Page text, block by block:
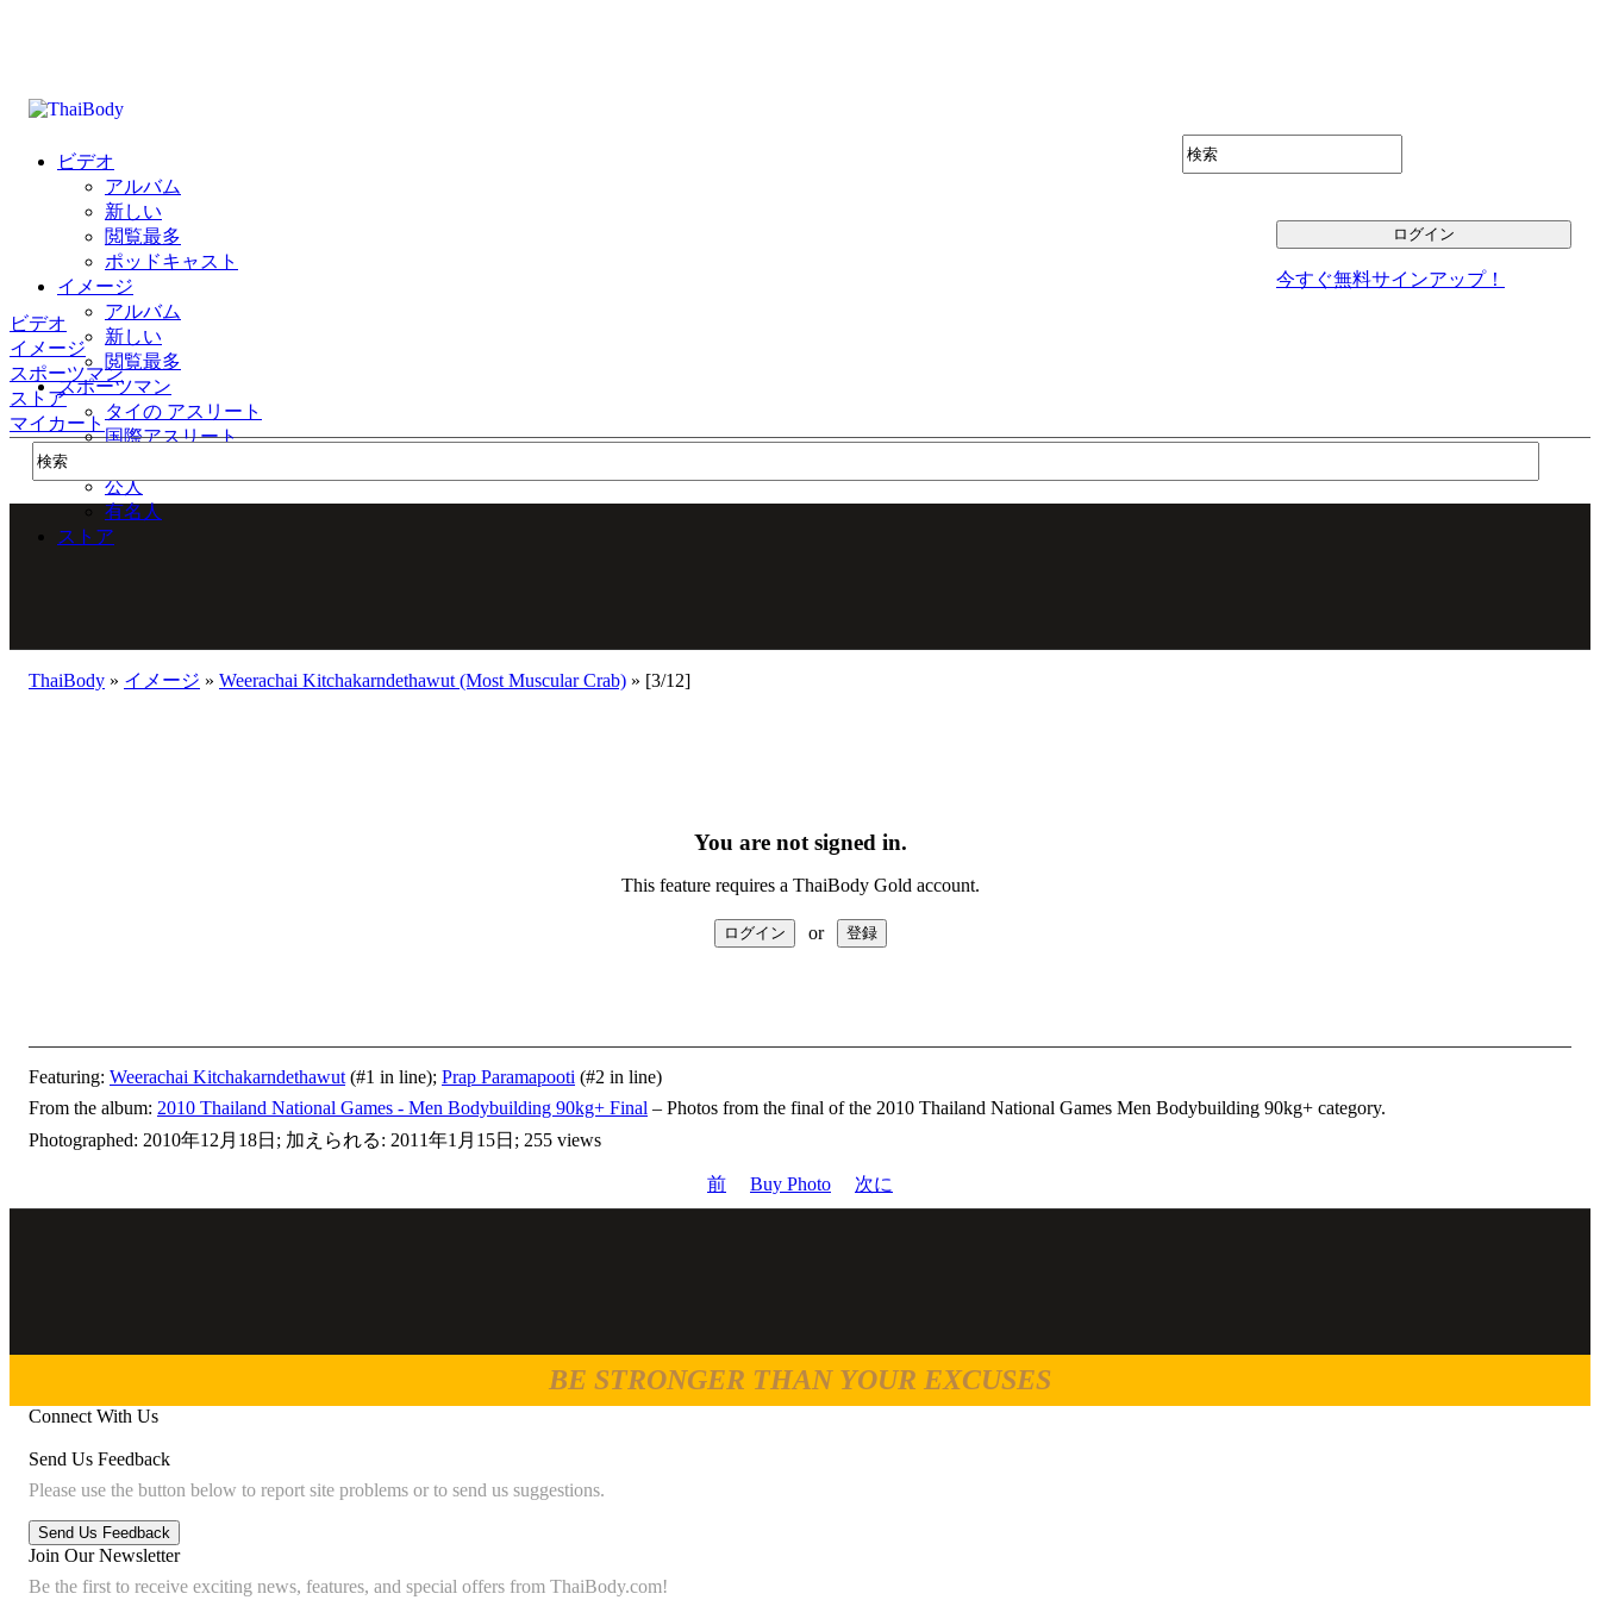
ビデオ
アルバム
新しい
閲覧最多
ポッドキャスト
イメージ
アルバム
新しい
閲覧最多
スポーツマン
タイの アスリート
国際アスリート
公人
有名人
ストア
今すぐ無料サインアップ！
ビデオ
イメージ
スポーツマン
ストア
マイカート
ThaiBody » イメージ » Weerachai Kitchakarndethawut (Most Muscular Crab) » [3/12]
You are not signed in.
This feature requires a ThaiBody Gold account.
or
Featuring: Weerachai Kitchakarndethawut (#1 in line); Prap Paramapooti (#2 in line)
From the album: 2010 Thailand National Games - Men Bodybuilding 90kg+ Final – Photos from the final of the 2010 Thailand National Games Men Bodybuilding 90kg+ category.
Photographed: 2010年12月18日; 加えられる: 2011年1月15日; 255 views
前 Buy Photo 次に
BE STRONGER THAN YOUR EXCUSES
Connect With Us
Send Us Feedback
Please use the button below to report site problems or to send us suggestions.
Join Our Newsletter
Be the first to receive exciting news, features, and special offers from ThaiBody.com!